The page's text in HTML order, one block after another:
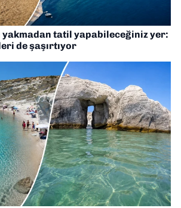
yakmadan tatil yapabileceğiniz yer:
de şaşırtıyor